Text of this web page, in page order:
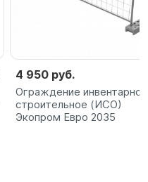
4 950 руб.
Ограждение инвентарное
строительное (ИСО)
Экопром Евро 2035